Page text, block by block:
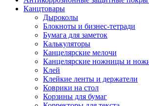
Канцтовары
Дыроколы
Блокноты и бизнес-тетради
Бумага для заметок
Калькуляторы
Канцелярские мелочи
Канцелярские ножницы и
Клей
Клейкие ленты и держатели
Коврики на стол
Корзины для бумаг